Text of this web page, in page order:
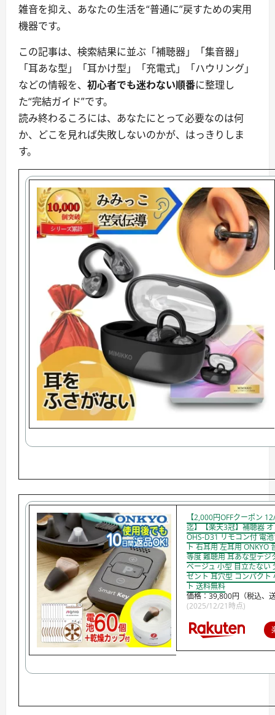
雑音を抑え、あなたの生活を“普通に”戻すための実用
機器です。
この記事は、検索結果に並ぶ「補聴器」「集音器」
「耳あな型」「耳かけ型」「充電式」「ハウリング」
などの情報を、 初心者でも迷わない順番に整理し
た“完結ガイド”です。
読み終わるころには、あなたにとって必要なのは何
か、どこを見れば失敗しないのかが、はっきりしま
す。
【2,000円OFFクーポン
迄】【楽天3冠】補聴器
OHS-D31 リモコン付 電
ト 右耳用 左耳用 ONKYO
等度 難聴用 耳あな型デジ
ベージュ 小型 目立たない
ゼント 耳穴型 コンパクト
ト 送料無料
価格：39,800円（税込、
(2025/12/21時点)